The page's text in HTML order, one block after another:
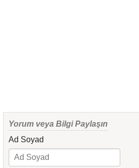
Yorum veya Bilgi Paylaşın
Ad Soyad